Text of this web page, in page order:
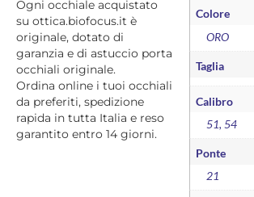
Ogni occhiale acquistato
su ottica.biofocus.it è
originale, dotato di
garanzia e di astuccio porta
occhiali originale.
Ordina online i tuoi occhiali
da preferiti, spedizione
rapida in tutta Italia e reso
garantito entro 14 giorni.
Colore
ORO
Taglia
Calibro
51, 54
Ponte
21